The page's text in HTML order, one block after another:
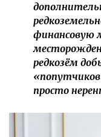
финансовую
редкозём
просто